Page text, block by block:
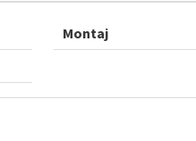
Montaj